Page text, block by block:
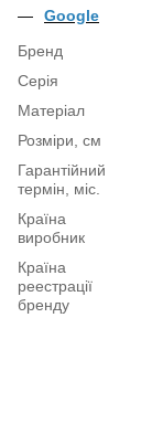
Google
Бренд
Серія
Матеріал
Розміри, см
Гарантійний
термін, міс.
Країна
виробник
Країна
реестрації
бренду